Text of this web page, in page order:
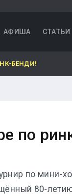
АФИША СТАТЬИ
БЕНДИ!
по
по мини-
80-